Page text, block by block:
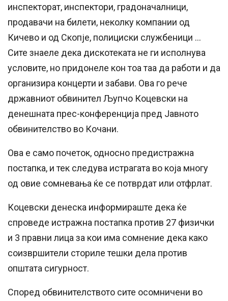
инспекторат, инспектори, градоначалници,
продавачи на билети, неколку компании од
Кичево и од Скопје, полициски службеници …
Сите знаеле дека дискотеката не ги исполнува
условите, но придонеле кон тоа таа да работи и да
организира концерти и забави. Ова го рече
државниот обвинител Љупчо Коцевски на
денешната прес-конференција пред Јавното
обвинителство во Кочани.
Ова е само почеток, односно предистражна
постапка, и тек следува истрагата во која многу
од овие сомневања ќе се потврдат или отфрлат.
Коцевски денеска информираште дека ќе
спроведе истражна постапка против 27 физички
и 3 правни лица за кои има сомнение дека како
соизвршители сториле тешки дела против
општата сигурност.
Според обвинителството сите осомничени во